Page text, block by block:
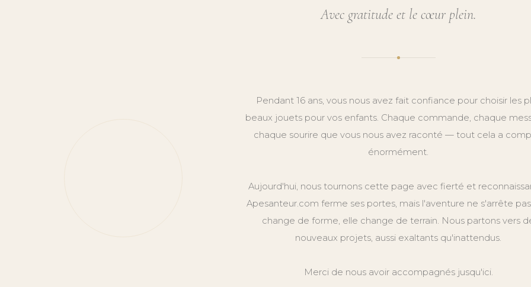
Avec gratitude et le cœur plein.
Pendant 16 ans, vous nous avez fait confiance pour choisir les
beaux jouets pour vos enfants. Chaque commande, chaque
chaque sourire que vous nous avez raconté — tout cela a
énormément.
Aujourd'hui, nous tournons cette page avec fierté et
Apesanteur.com ferme ses portes, mais l'aventure ne s'arrête
change de forme, elle change de terrain. Nous partons vers
nouveaux projets, aussi exaltants qu'inattendus.
Merci de nous avoir accompagnés jusqu'ici.